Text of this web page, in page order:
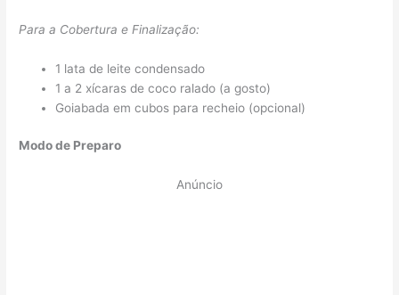
Para a Cobertura e Finalização:
1 lata de leite condensado
1 a 2 xícaras de coco ralado (a gosto)
Goiabada em cubos para recheio (opcional)
Modo de Preparo
Anúncio